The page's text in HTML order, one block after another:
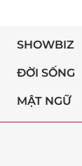
SHOWBIZ
ĐỜI SỐNG
MẬT NGỮ